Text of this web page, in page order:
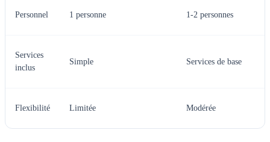
Personnel 1 personne 1-2 personnes
Services
inclus
Simple Services de base
Flexibilité Limitée Modérée